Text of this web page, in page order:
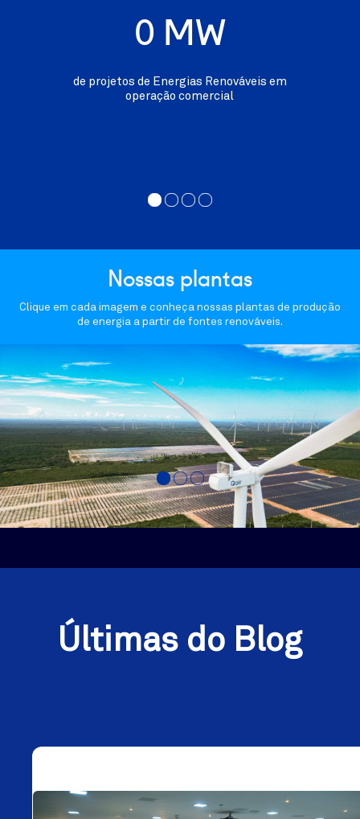
0 MW
de projetos de Energias Renováveis em
operação comercial
Nossas plantas
Clique em cada imagem e conheça nossas plantas de produção
de energia a partir de fontes renováveis.
Complexo Eólico e Solar Trairi -
06/2019 428,7 MW
Últimas do Blog